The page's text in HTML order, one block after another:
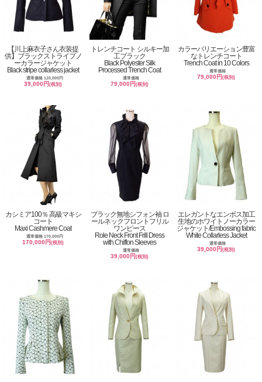
【川上麻衣子さん衣装提
供】ブラックストライプノ
ーカラージャケット
Black stripe collarless jacket
通常価格 120,000円
39,000円(税別)
トレンチコート シルキー加
工ブラック
Black Polyester Silk
Processed Trench Coat
通常価格
79,000円(税別)
カラーバリエーション豊富
なトレンチコート
Trench Coat in 10 Colors
通常価格
79,000円(税別)
カシミア100％ 高級マキシ
コート
Maxi Cashmere Coat
通常価格 170,000円
170,000円(税別)
ブラック無地シフォン袖 ロ
ールネックフロントフリル
ワンピース
Role Neck Front Frill Dress
with Chiffon Sleeves
通常価格
39,000円(税別)
エレガントなエンボス加工
生地のホワイトノーカラー
ジャケット/Embossing fabric
White Collarless Jacket
通常価格
39,000円(税別)